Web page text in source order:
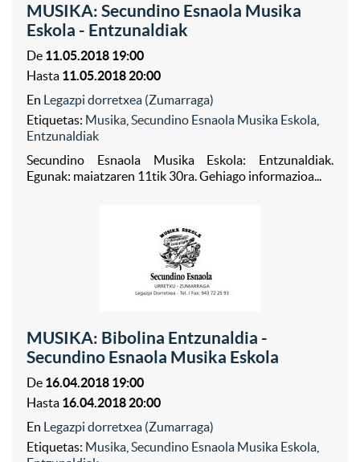
MUSIKA: Secundino Esnaola Musika
Eskola - Entzunaldiak
De 11.05.2018 19:00
Hasta 11.05.2018 20:00
En Legazpi dorretxea (Zumarraga)
Etiquetas: Musika Secundino Esnaola Musika Eskola
Entzunaldiak
Secundino Esnaola Musika Eskola: Entzunaldiak.
Egunak: maiatzaren 11tik 30ra. Gehiago informazioa...
MUSIKA: Bibolina Entzunaldia -
Secundino Esnaola Musika Eskola
De 16.04.2018 19:00
Hasta 16.04.2018 20:00
En Legazpi dorretxea (Zumarraga)
Etiquetas: Musika Secundino Esnaola Musika Eskola